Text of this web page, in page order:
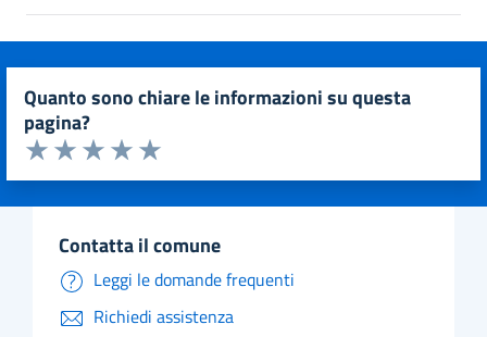
quanto sono chiare le informazioni su questa
pagina?
Valuta da 1 a 5 stelle la pagina
Valuta 5 stelle su 5
Valuta 4 stelle su 5
Valuta 3 stelle su 5
Valuta 2 stelle su 5
Valuta 1 stelle su 5
contatta il comune
Leggi le domande frequenti
Richiedi assistenza